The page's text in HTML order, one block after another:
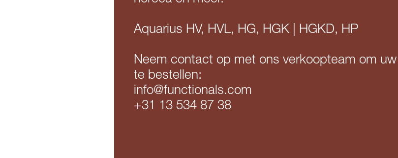
Aquarius HV, HVL, HG, HGK | HGKD, HP
Neem contact op met ons verkoopteam om
te bestellen:
info@functionals.com
+31 13 534 87 38